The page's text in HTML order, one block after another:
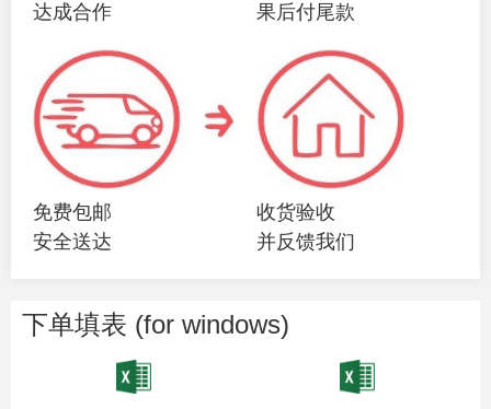
达成合作
果后付尾款
免费包邮
安全送达
收货验收
并反馈我们
下单填表 (for windows)